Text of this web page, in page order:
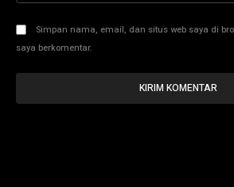
Simpan nama, email, dan situs web saya di
saya berkomentar.